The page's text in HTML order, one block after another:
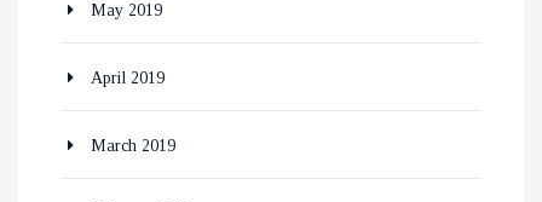
May 2019
April 2019
March 2019